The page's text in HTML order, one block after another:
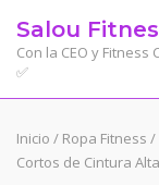
contenido
Salou
Con la CEO y Fitness
✅
Inicio / Ropa Fitness /
Cortos de Cintura